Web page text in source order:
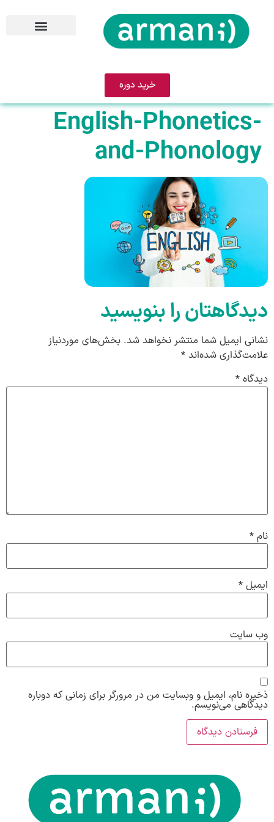
خرید دوره
English-Phonetics-
and-Phonology
دیدگاهتان را بنویسید
نشانی ایمیل شما منتشر نخواهد شد. بخش‌های موردنیاز
علامت‌گذاری شده‌اند *
دیدگاه *
نام *
ایمیل *
وب‌ سایت
ذخیره نام، ایمیل و وبسایت من در مرورگر برای زمانی که دوباره
دیدگاهی می‌نویسم.